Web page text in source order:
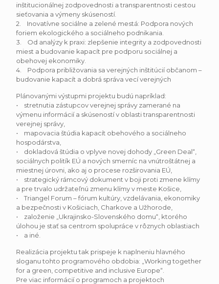
inštitucionálnej zodpovednosti a transparentnosti cestou
sieťovania a výmeny skúseností.
2. Inovatívne sociálne a zelené mestá: Podpora nových
foriem ekologického a sociálneho podnikania.
3. Od analýzy k praxi: zlepšenie integrity a zodpovednosti
miest a budovanie kapacít pre podporu sociálnej a
obehovej ekonomiky.
4. Podpora približovania sa verejných inštitúcií občanom –
budovanie kapacít a dobrá správa vecí verejných
Plánovanými výstupmi projektu budú napríklad:
• stretnutia zástupcov verejnej správy zamerané na
výmenu informácií a skúseností v oblasti transparentnosti
verejnej správy,
• mapovacia štúdia kapacít obehového a sociálneho
hospodárstva,
• dokladová štúdia o vplyve novej dohody „Green Deal“,
sociálnych politík EÚ a nových smerníc na vnútroštátnej a
miestnej úrovni, ako aj o procese rozširovania EÚ,
• strategický rámcový dokument v boji proti zmene klímy
a pre trvalo udržateľnú zmenu klímy v meste Košice,
• Triangel Forum – fórum kultúry, vzdelávania, ekonomiky
a bezpečnosti v Košiciach, Charkove a Užhorode,
• založenie „Ukrajinsko-Slovenského domu“, ktorého
úlohou je stať sa centrom spolupráce v rôznych oblastiach
• a iné.
Realizácia projektu tak prispeje k naplneniu hlavného
sloganu tohto programového obdobia: „Working together
for a green, competitive and inclusive Europe“.
Pre viac informácií o programoch a projektoch